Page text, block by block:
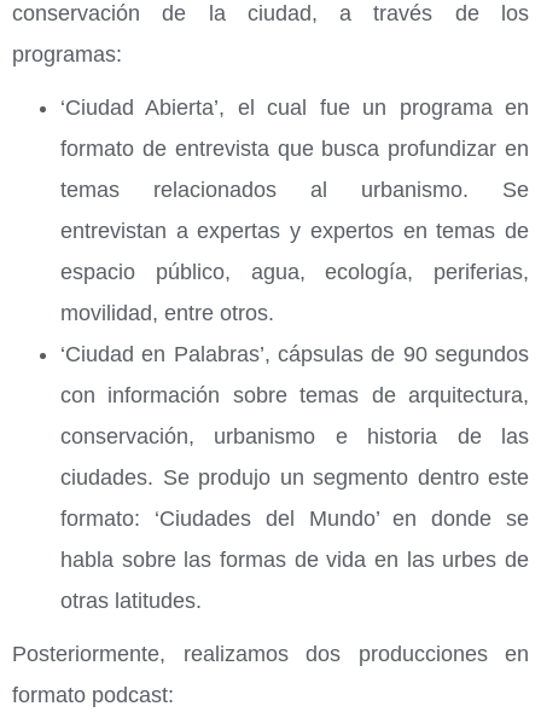
conservación de la ciudad, a través de los
programas:
‘Ciudad Abierta’, el cual fue un programa en
formato de entrevista que busca profundizar en
temas relacionados al urbanismo. Se
entrevistan a expertas y expertos en temas de
espacio público, agua, ecología, periferias,
movilidad, entre otros.
‘Ciudad en Palabras’, cápsulas de 90 segundos
con información sobre temas de arquitectura,
conservación, urbanismo e historia de las
ciudades. Se produjo un segmento dentro este
formato: ‘Ciudades del Mundo’ en donde se
habla sobre las formas de vida en las urbes de
otras latitudes.
Posteriormente, realizamos dos producciones en
formato podcast: